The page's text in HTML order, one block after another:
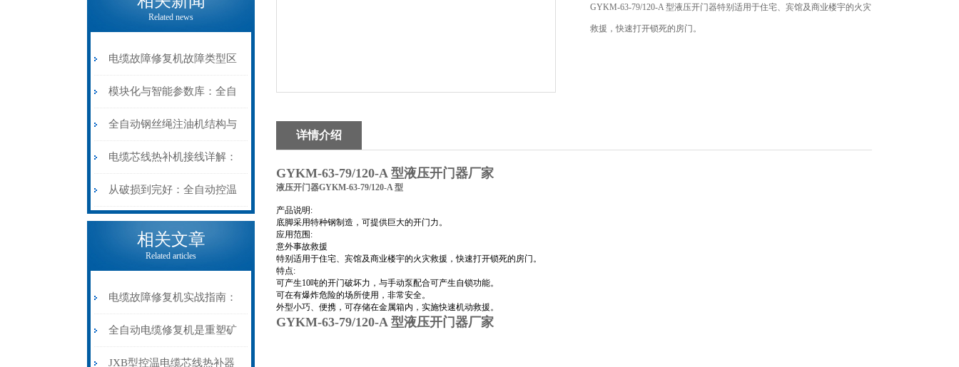
Related news
电缆故障修复机故障类型区
分指南：从“绝缘电
阻”到“波形特征”的精准诊
断逻辑
模块化与智能参数库：全自
动电缆修复机的快速换型逻
辑
全自动钢丝绳注油机结构与
工作原理：揭秘高效润滑的
机械密码
电缆芯线热补机接线详解：
从入门到精通
从破损到完好：全自动控温
电缆热补机的核心价值
相关文章
Related articles
电缆故障修复机实战指南：
从“盲测”到“精确定点”的三
步作业法
全自动电缆修复机是重塑矿
山电力动脉的“智能外科医
JXB型控温电缆芯线热补器
GYKM-63-79/120-A 型液压开门器特别适用于住宅、宾馆及商业楼宇的火灾
救援，快速打开锁死的房门。
详情介绍
GYKM-63-79/120-A 型液压开门器厂家
液压开门器GYKM-63-79/120-A 型
产品说明:
底脚采用特种钢制造，可提供巨大的开门力。
应用范围:
意外事故救援
特别适用于住宅、宾馆及商业楼宇的火灾救援，快速打开锁死的房门。
特点:
可产生10吨的开门破坏力，与手动泵配合可产生自锁功能。
可在有爆炸危险的场所使用，非常安全。
外型小巧、便携，可存储在金属箱内，实施快速机动救援。
GYKM-63-79/120-A 型液压开门器厂家